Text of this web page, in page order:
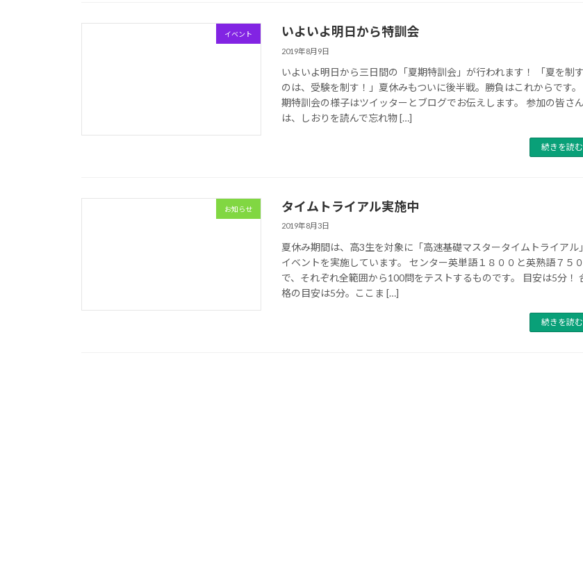
イベント いよいよ明日から特訓会
2019年8月9日
いよいよ明日から三日間の「夏期特訓会」が行われます！ 「夏を制
のは、受験を制す！」夏休みもついに後半戦。勝負はこれからです。
期特訓会の様子はツイッターとブログでお伝えします。 参加の皆さん
は、しおりを読んで忘れ物 […]
続きを読む
お知らせ タイムトライアル実施中
2019年8月3日
夏休み期間は、高3生を対象に「高速基礎マスタータイムトライアル」
イベントを実施しています。 センター英単語１８００と英熟語７５０
で、それぞれ全範囲から100問をテストするものです。 目安は5分！
格の目安は5分。ここま […]
続きを読む